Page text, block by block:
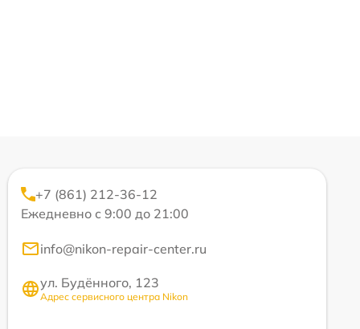
+7 (861) 212-36-12
Ежедневно с 9:00 до 21:00
info@nikon-repair-center.ru
ул. Будённого, 123
Адрес сервисного центра Nikon